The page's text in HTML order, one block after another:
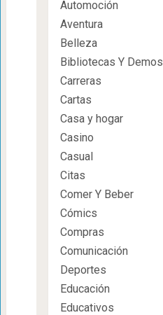
Automoción
Aventura
Belleza
Bibliotecas Y Demos
Carreras
Cartas
Casa y hogar
Casino
Casual
Citas
Comer Y Beber
Cómics
Compras
Comunicación
Deportes
Educación
Educativos